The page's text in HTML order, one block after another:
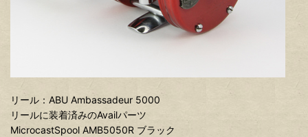
リール：ABU Ambassadeur 5000
リールに装着済みのAvailパーツ
MicrocastSpool AMB5050R ブラック